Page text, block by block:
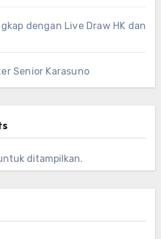
dengan Live Draw HK dan
Senior Karasuno
ditampilkan.